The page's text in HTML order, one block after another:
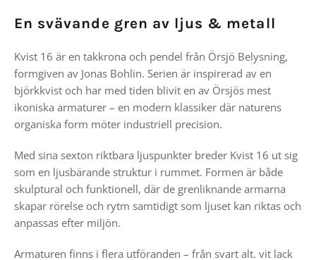
En svävande gren av ljus & metall
Kvist 16 är en takkrona och pendel från Örsjö Belysning,
formgiven av Jonas Bohlin. Serien är inspirerad av en
björkkvist och har med tiden blivit en av Örsjös mest
ikoniska armaturer – en modern klassiker där naturens
organiska form möter industriell precision.
Med sina sexton riktbara ljuspunkter breder Kvist 16 ut sig
som en ljusbärande struktur i rummet. Formen är både
skulptural och funktionell, där de grenliknande armarna
skapar rörelse och rytm samtidigt som ljuset kan riktas och
anpassas efter miljön.
Armaturen finns i flera utföranden – från svart alt. vit lack